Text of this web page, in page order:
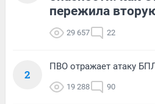
пережила
29 657 22
2
ПВО отражает атаку
19 288 90